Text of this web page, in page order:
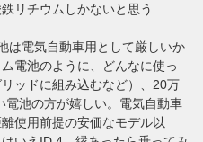
リチウムしかないと思う
は電気自動車用として厳しいか
電池のように、どんなに使っ
ッドに組み込むなど）、20万
電池の方が嬉しい。電気自動車
使用前提の安価なモデル以